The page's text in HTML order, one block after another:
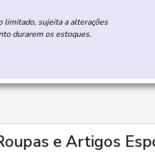
limitado, sujeita a alterações
durarem os estoques.
e Artigos